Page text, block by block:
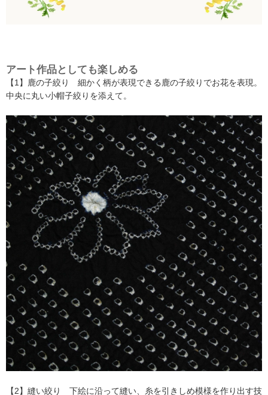
アート作品としても楽しめる
【1】鹿の子絞り 細かく柄が表現できる鹿の子絞りでお花を表現。
中央に丸い小帽子絞りを添えて。
【2】縫い絞り 下絵に沿って縫い、糸を引きしめ模様を作り出す技